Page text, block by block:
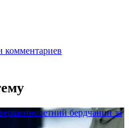
комментариев